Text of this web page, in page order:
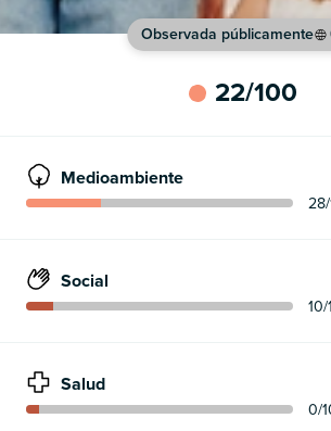
Observada públicamente
22/100
Medioambiente
28
Social
10/
Salud
0/